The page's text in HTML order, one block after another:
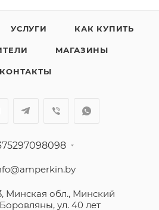
УСЛУГИ КАК КУПИТЬ
МАГАЗИНЫ
КОНТАКТЫ
Минская обл., Минский
ул. 40 лет